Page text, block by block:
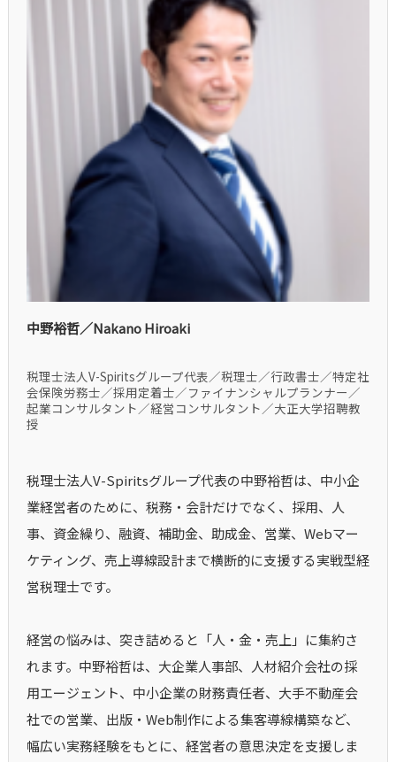
中野裕哲／Nakano Hiroaki
税理士法人V-Spiritsグループ代表／税理士／行政書士／特定社
会保険労務士／採用定着士／ファイナンシャルプランナー／
起業コンサルタント／経営コンサルタント／大正大学招聘教
授
税理士法人V-Spiritsグループ代表の中野裕哲は、中小企
業経営者のために、税務・会計だけでなく、採用、人
事、資金繰り、融資、補助金、助成金、営業、Webマー
ケティング、売上導線設計まで横断的に支援する実戦型経
営税理士です。
経営の悩みは、突き詰めると「人・金・売上」に集約さ
れます。中野裕哲は、大企業人事部、人材紹介会社の採
用エージェント、中小企業の財務責任者、大手不動産会
社での営業、出版・Web制作による集客導線構築など、
幅広い実務経験をもとに、経営者の意思決定を支援しま